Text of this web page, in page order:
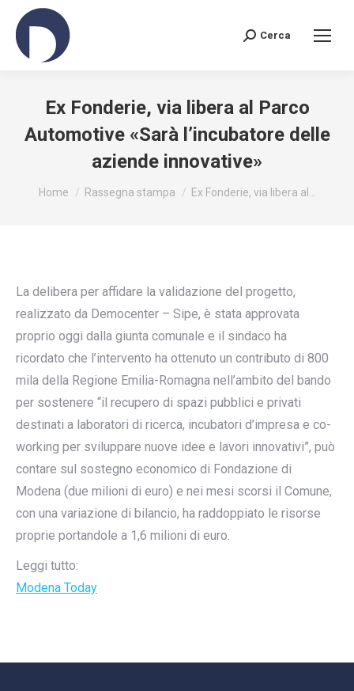
Search:
Cerca
Ex Fonderie, via libera al Parco
Automotive «Sarà l’incubatore delle
aziende innovative»
You are here:
Home Rassegna stampa Ex Fonderie, via libera al…
La delibera per affidare la validazione del progetto,
realizzato da Democenter – Sipe, è stata approvata
proprio oggi dalla giunta comunale e il sindaco ha
ricordato che l’intervento ha ottenuto un contributo di 800
mila della Regione Emilia-Romagna nell’ambito del bando
per sostenere “il recupero di spazi pubblici e privati
destinati a laboratori di ricerca, incubatori d’impresa e co-
working per sviluppare nuove idee e lavori innovativi”, può
contare sul sostegno economico di Fondazione di
Modena (due milioni di euro) e nei mesi scorsi il Comune,
con una variazione di bilancio, ha raddoppiato le risorse
proprie portandole a 1,6 milioni di euro.
Leggi tutto:
Modena Today